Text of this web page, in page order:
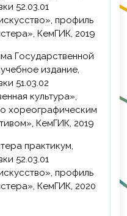
52.03.01
профиль
КемГИК, 2019
издание,
51.03.02
культура»,
хореографическим
КемГИК, 2019
52.03.01
профиль
КемГИК, 2020